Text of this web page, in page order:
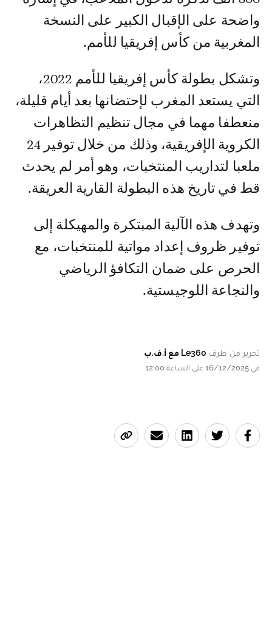
واضحة على الإقبال الكبير على النسخة
المغربية من كأس إفريقيا للأمم.
وتشكل بطولة كأس إفريقيا للأمم 2022،
التي يستعد المغرب لإحتضانها بعد أيام قليلة،
منعطفا مهما في مجال تنظيم التظاهرات
الكروية الإفريقية، وذلك من خلال توفير 24
ملعبا لتداريب المنتخبات، وهو أمر لم يحدث
قط في تاريخ هذه البطولة القارية العريقة.
وتهدف هذه الآلية المبتكرة والمهيكلة إلى
توفير ظروف إعداد مواتية للمنتخبات، مع
الحرص على ضمان التكافؤ الرياضي
والنجاعة اللوجيستية.
تحرير من طرف Le360 مع أ.ف.ب
في 16/12/2025 على الساعة 12:00